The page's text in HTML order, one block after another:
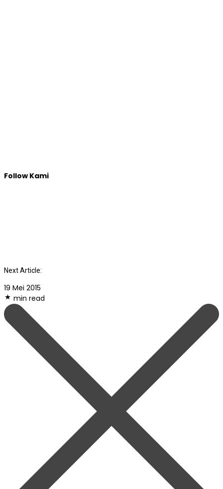
Follow Kami
Next Article:
19 Mei 2015
min read